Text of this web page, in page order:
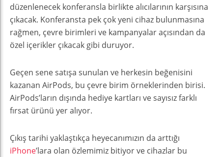
düzenlenecek konferansla birlikte alıcılarının karşısına
çıkacak. Konferansta pek çok yeni cihaz bulunmasına
rağmen, çevre birimleri ve kampanyalar açısından da
özel içerikler çıkacak gibi duruyor.
Geçen sene satışa sunulan ve herkesin beğenisini
kazanan AirPods, bu çevre birim örneklerinden birisi.
AirPods’ların dışında hediye kartları ve sayısız farklı
fırsat ürünü yer alıyor.
Çıkış tarihi yaklaştıkça heyecanımızın da arttığı
iPhone’lara olan özlemimiz bitiyor ve cihazlar bu